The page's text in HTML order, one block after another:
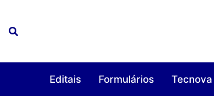
Editais Formulários Tecnova